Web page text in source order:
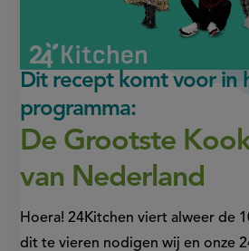
externe
externe
link)
Dit recept komt voor in
programma:
De Grootste
van Nederland
Hoera! 24Kitchen viert alweer de
dit te vieren nodigen wij en onze